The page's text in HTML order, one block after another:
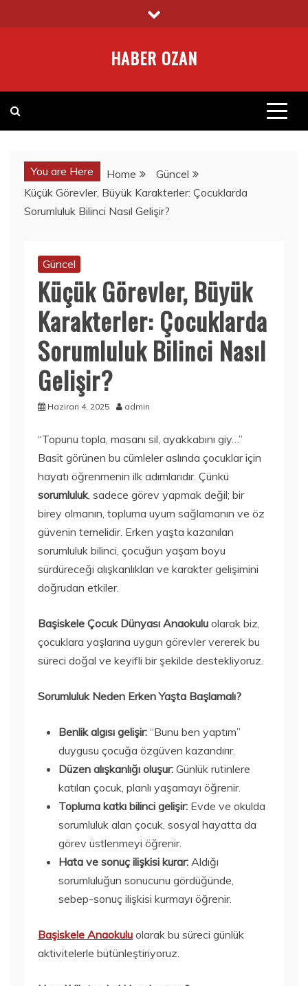
to
HABER OZAN
You are Here Home
Güncel
Küçük Görevler, Büyük Karakterler: Çocuklarda
Sorumluluk Bilinci Nasıl Gelişir?
Güncel
Küçük Görevler, Büyük
Karakterler: Çocuklarda
Sorumluluk Bilinci Nasıl
Gelişir?
Haziran 4, 2025 admin
“Topunu topla, masanı sil, ayakkabını giy…”
Basit görünen bu cümleler aslında çocuklar için
hayatı öğrenmenin ilk adımlarıdır. Çünkü
sorumluluk, sadece görev yapmak değil; bir
birey olmanın, topluma uyum sağlamanın ve öz
güvenin temelidir. Erken yaşta kazanılan
sorumluluk bilinci, çocuğun yaşam boyu
sürdüreceği alışkanlıkları ve karakter gelişimini
doğrudan etkiler.
Başiskele Çocuk Dünyası Anaokulu olarak biz,
çocuklara yaşlarına uygun görevler vererek bu
süreci doğal ve keyifli bir şekilde destekliyoruz.
Sorumluluk Neden Erken Yaşta Başlamalı?
Benlik algısı gelişir: “Bunu ben yaptım”
duygusu çocuğa özgüven kazandırır.
Düzen alışkanlığı oluşur: Günlük rutinlere
katılan çocuk, planlı yaşamayı öğrenir.
Topluma katkı bilinci gelişir: Evde ve okulda
sorumluluk alan çocuk, sosyal hayatta da
görev üstlenmeyi öğrenir.
Hata ve sonuç ilişkisi kurar: Aldığı
sorumluluğun sonucunu gördüğünde,
sebep-sonuç ilişkisi kurmayı öğrenir.
Başiskele Anaokulu olarak bu süreci günlük
aktivitelerle bütünleştiriyoruz.